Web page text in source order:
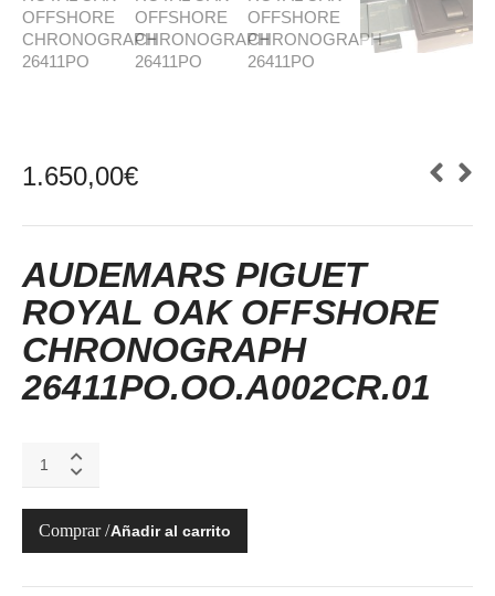
1.650,00€
AUDEMARS PIGUET
ROYAL OAK OFFSHORE
CHRONOGRAPH
26411PO.OO.A002CR.01
AUDEMARS
PIGUET
OFFSHORE
26411PO
Añadir al carrito